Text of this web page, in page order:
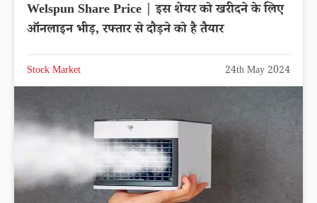
Welspun Share Price | इस शेयर को खरीदने के लिए
ऑनलाइन भीड़, रफ्तार से दौड़ने को है तैयार
Stock Market 24th May 2024